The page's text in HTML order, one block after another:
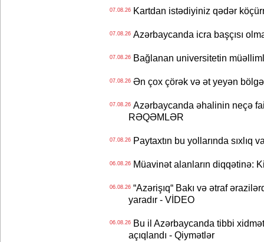
07.08.26Kartdan istədiyiniz qədər
07.08.26Azərbaycanda icra başçısı
07.08.26Bağlanan universitetin
07.08.26Ən çox çörək və ət yeyən
07.08.26Azərbaycanda əhalinin neçə
RƏQƏMLƏR
07.08.26Paytaxtın bu yollarında sıxlıq
06.08.26Müavinət alanların diqqətinə:
06.08.26“Azərişıq“ Bakı və ətraf
yaradır - VİDEO
06.08.26Bu il Azərbaycanda tibbi
açıqlandı - Qiymətlər